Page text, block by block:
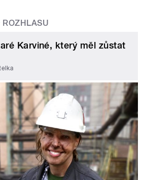
ROZHLASU
Karviné, který měl zůstat